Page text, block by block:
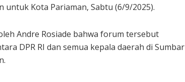
Kota Pariaman, Sabtu (6/9/2025).
Andre Rosiade bahwa forum tersebut
DPR RI dan semua kepala daerah di Sumbar